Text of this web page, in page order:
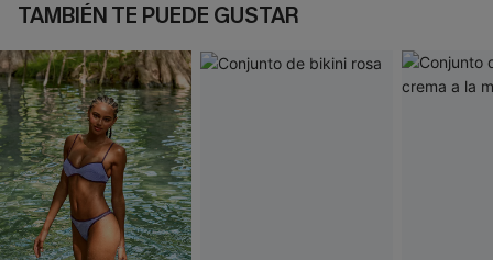
TAMBIÉN TE PUEDE GUSTAR